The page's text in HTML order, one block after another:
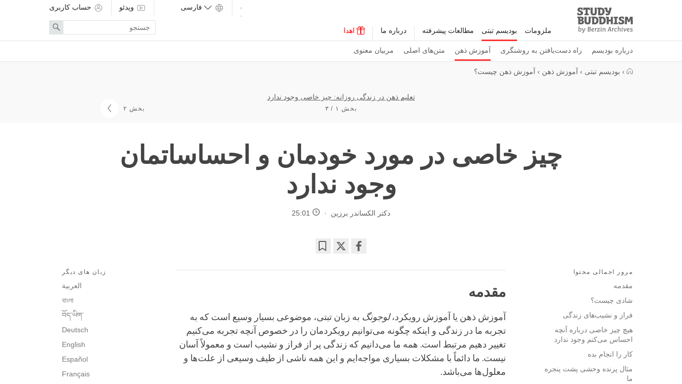
Study
Buddhism
Home
ملزومات بودیسم تبتی
درباره بودیسم راه دست‌یافتن به روشنگری آموزش ذهن متن‌های اصلی مربیان معنوی
مطالعات پیشرفته درباره ما اهدا
ویدئو حساب کاربری
search
term
Search
› بودیسم تبتی › آموزش ذهن › آموزش ذهن چیست؟
تعلیم ذهن در زندگی روزانه: چیز خاصی وجود ندارد
بخش ۱ / ۳ بخش ۲
چیز خاصی در مورد خودمان و احساساتمان
وجود ندارد
دکتر الکساندر برزین 25:01
on
مرور اجمالی محتوا
مقدمه
شادی چیست؟
فراز و نشیب‌های زندگی
هیچ چیز خاصی درباره آنچه
احساس می‌کنم وجود ندارد
کار را انجام بده
مثال پرنده وحشی پشت پنجره
ما
زبان های دیگر
العربية
বাংলা
བོད་ཡིག་
Deutsch
English
Español
Français
مقدمه
آموزش ذهن یا آموزش رویکرد،لوجونگ به زبان تبتی، موضوعی بسیار وسیع است که به
تجربه ما در زندگی و اینکه چگونه می‌توانیم رویکردمان را در خصوص آنچه تجربه می‌کنیم
تغییر دهیم مرتبط است. همه ما می‌دانیم که زندگی پر از فراز و نشیب است و معمولاً آسان
نیست. ما دائماً با مشکلات بسیاری مواجه‌ایم و این همه ناشی از طیف وسیعی از علت‌ها و
معلول‌ها می‌باشد.